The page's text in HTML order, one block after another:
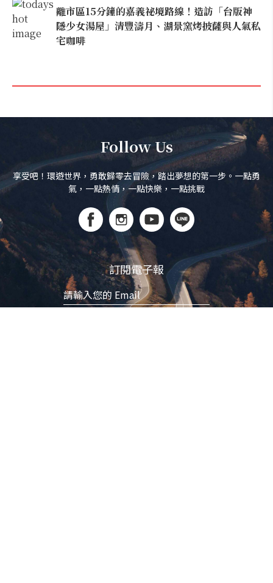
離市區15分鐘的嘉義祕境路線！造訪「台版神
隱少女湯屋」清豐濤月、湖景窯烤披薩與人氣私
宅咖啡
Follow Us
享受吧！環遊世界，勇敢歸零去冒險，踏出夢想的第一步。一點勇
氣，一點熱情，一點快樂，一點挑戰
訂閱電子報